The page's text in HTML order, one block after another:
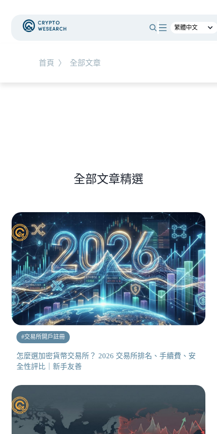
首頁 〉 全部文章
RWA
全部文章精選
#交易所開戶註冊
怎麼選加密貨幣交易所？ 2026 交易所排名、手續費、安
全性評比｜新手友善